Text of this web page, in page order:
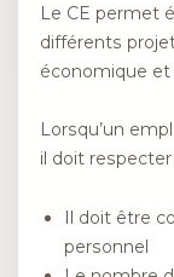
Le CE permet
différents
économique et
Lorsqu’un
il doit
Il doit être
personnel